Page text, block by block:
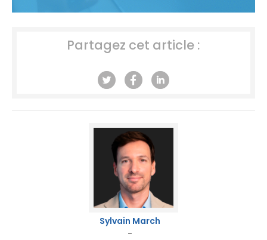
Partagez cet article :
Sylvain March
-